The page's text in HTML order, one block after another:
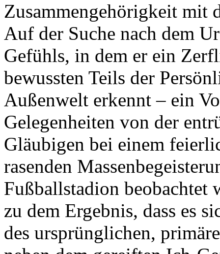
Zusammengehörigkeit mit
Auf der Suche nach dem
Gefühls, in dem er ein
bewussten Teils der
Außenwelt erkennt – ein
Gelegenheiten von der
Gläubigen bei einem
rasenden
Fußballstadion beobachtet
zu dem Ergebnis, dass es
des ursprünglichen,